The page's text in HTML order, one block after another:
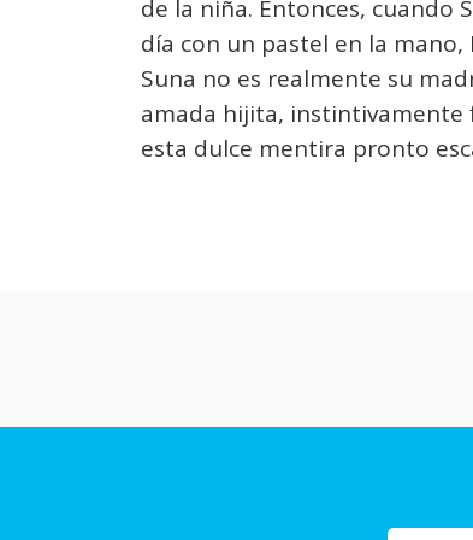
de la niña. Entonces, cuando
día con un pastel en la
Suna no es realmente su
amada hijita, instintivamente
esta dulce mentira pronto